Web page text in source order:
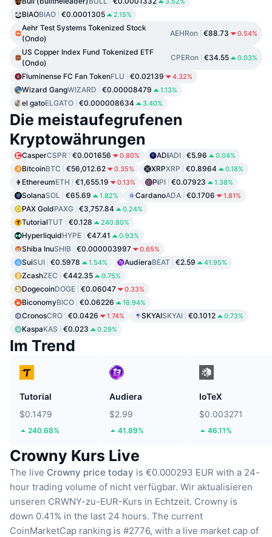
BIAOBIAO €0.0001305 2.15%
Aehr Test Systems Tokenized Stock
(Ondo)
AEHRon €88.73 0.54%
US Copper Index Fund Tokenized ETF
(Ondo)
CPERon €34.55 0.03%
Fluminense FC Fan TokenFLU €0.02139 4.32%
Wizard GangWIZARD €0.00008479 1.13%
el gatoELGATO €0.000008634 3.40%
Die meistaufegrufenen
Kryptowährungen
CasperCSPR €0.001656 0.80% ADIADI €5.96 0.04%
BitcoinBTC €56,012.62 0.35% XRPXRP €0.8964 0.18%
EthereumETH €1,655.19 0.13% PiPI €0.07923 1.38%
SolanaSOL €65.69 1.82% CardanoADA €0.1706 1.81%
PAX GoldPAXG €3,757.84 0.24%
TutorialTUT €0.128 240.80%
HyperliquidHYPE €47.41 0.93%
Shiba InuSHIB €0.000003997 0.65%
SuiSUI €0.5978 1.54% AudieraBEAT €2.59 41.95%
ZcashZEC €442.35 0.75%
DogecoinDOGE €0.06047 0.33%
BiconomyBICO €0.06226 18.94%
CronosCRO €0.0426 1.74% SKYAISKYAI €0.1012 0.73%
KaspaKAS €0.023 0.29%
Im Trend
Tutorial
$0.1479
240.68%
Audiera
$2.99
41.89%
IoTeX
$0.003271
46.11%
Crowny Kurs Live
The live Crowny price today is €0.000293 EUR with a 24-
hour trading volume of nicht verfügbar. Wir aktualisieren
unseren CRWNY-zu-EUR-Kurs in Echtzeit. Crowny is
down 0.41% in the last 24 hours. The current
CoinMarketCap ranking is #2776, with a live market cap of